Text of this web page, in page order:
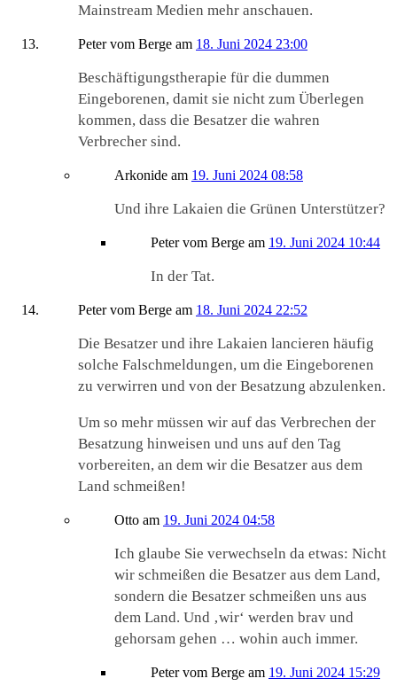
Mainstream Medien mehr anschauen.
Peter vom Berge am 18. Juni 2024 23:00
Beschäftigungstherapie für die dummen
Eingeborenen, damit sie nicht zum Überlegen
kommen, dass die Besatzer die wahren
Verbrecher sind.
Arkonide am 19. Juni 2024 08:58
Und ihre Lakaien die Grünen Unterstützer?
Peter vom Berge am 19. Juni 2024 10:44
In der Tat.
Peter vom Berge am 18. Juni 2024 22:52
Die Besatzer und ihre Lakaien lancieren häufig
solche Falschmeldungen, um die Eingeborenen
zu verwirren und von der Besatzung abzulenken.
Um so mehr müssen wir auf das Verbrechen der
Besatzung hinweisen und uns auf den Tag
vorbereiten, an dem wir die Besatzer aus dem
Land schmeißen!
Otto am 19. Juni 2024 04:58
Ich glaube Sie verwechseln da etwas: Nicht
wir schmeißen die Besatzer aus dem Land,
sondern die Besatzer schmeißen uns aus
dem Land. Und ‚wir‘ werden brav und
gehorsam gehen … wohin auch immer.
Peter vom Berge am 19. Juni 2024 15:29